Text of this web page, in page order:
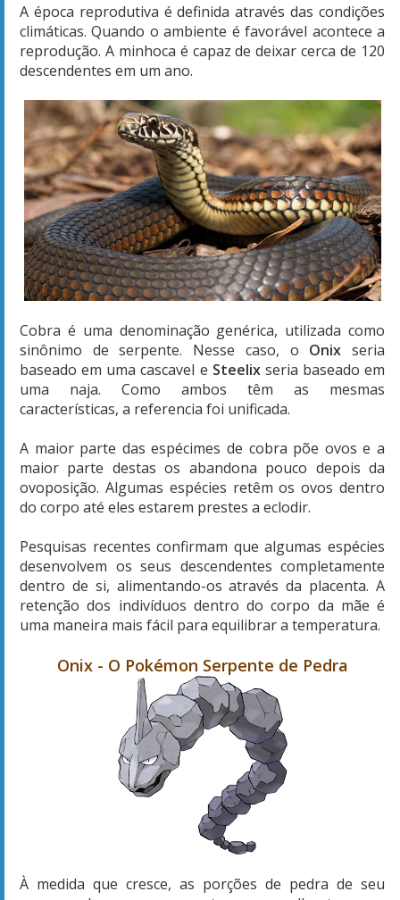
A época reprodutiva é definida através das condições
climáticas. Quando o ambiente é favorável acontece a
reprodução. A minhoca é capaz de deixar cerca de 120
descendentes em um ano.
Cobra é uma denominação genérica, utilizada como
sinônimo de serpente. Nesse caso, o Onix seria
baseado em uma cascavel e Steelixseria baseado em
uma naja. Como ambos têm as mesmas
características, a referencia foi unificada.
A maior parte das espécimes de cobra põe ovos e a
maior parte destas os abandona pouco depois da
ovoposição. Algumas espécies retêm os ovos dentro
do corpo até eles estarem prestes a eclodir.
Pesquisas recentes confirmam que algumas espécies
desenvolvem os seus descendentes completamente
dentro de si, alimentando-os através da placenta. A
retenção dos indivíduos dentro do corpo da mãe é
uma maneira mais fácil para equilibrar a temperatura.
Onix - O Pokémon Serpente de Pedra
À medida que cresce, as porções de pedra de seu